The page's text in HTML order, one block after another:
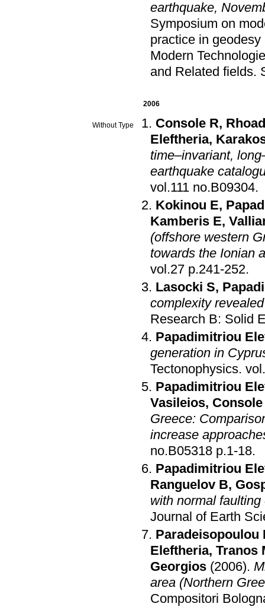
earthquake,
Symposium on
practice in
Modern
and Related fields.
2006
Without Type Console R,
Eleftheria,
time–invariant,
earthquake
vol.111 no.B09304.
Kokinou E,
Kamberis E,
(offshore western
towards the Ionian
vol.27 p.241-252.
Lasocki S,
complexity
Research B: Solid
Papadimitriou
generation in
Tectonophysics.
Papadimitriou
Vasileios, Console
Greece:
increase
no.B05318 p.1-18.
Papadimitriou
Ranguelov B,
with normal
Journal of Earth
Paradeisopoulou
Eleftheria, Tranos
Georgios (2006).
area (Northern
Compositori